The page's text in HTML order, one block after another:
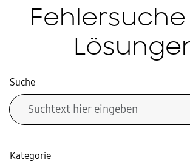
Suche
Kategorie